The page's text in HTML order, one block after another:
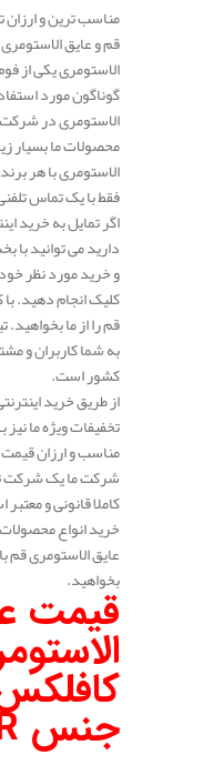
مناسب ترین و
قم و عایق
الاستومری یکی از
گوناگون مورد
الاستومری در
محصولات ما بسیار
الاستومری با هر
فقط با یک تماس
اگر تمایل به خرید
دارید می توانید با
و خرید مورد نظر
کلیک انجام دهید.
قم را از ما
به شما کاربران و
کشور است.
از طریق خرید
تخفیفات ویژه ما
مناسب و ارزان
شرکت ما یک شرکت
کاملا قانونی و
خرید انواع
عایق الاستومری قم
بخواهید.
قیمت
جنس